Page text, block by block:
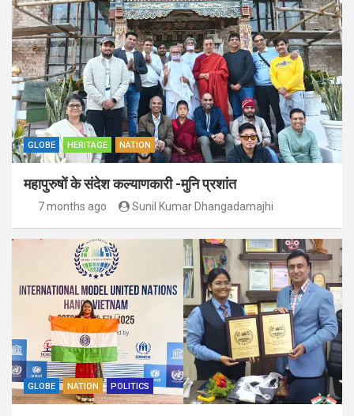
GLOBE HERITAGE NATION
महापुरुषों के संदेश कल्याणकारी -मुनि प्रशांत
7 months ago Sunil Kumar Dhangadamajhi
GLOBE NATION POLITICS